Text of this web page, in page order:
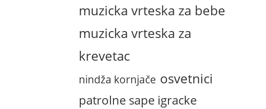
muzicka vrteska za bebe
muzicka vrteska za
krevetac
nindža kornjače osvetnici
patrolne sape igracke